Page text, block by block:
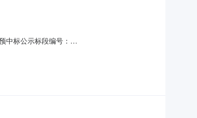
标公示标段编号：
海建设管理有限公司联系人：郑翔宇联系